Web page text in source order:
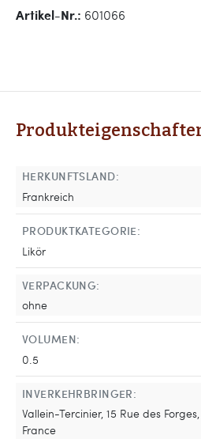
Artikel-Nr.: 601066
HERKUNFTSLAND:
Frankreich
PRODUKTKATEGORIE:
Likör
VERPACKUNG:
ohne
VOLUMEN:
0.5
INVERKEHRBRINGER:
Vallein-Tercinier, 15 Rue des
France